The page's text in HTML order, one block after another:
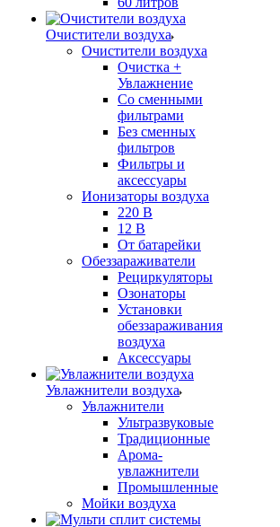
Очистители воздуха
Очистители воздуха
Очистка +
Увлажнение
Cо сменными
фильтрами
Без сменных
фильтров
Фильтры и
аксессуары
Ионизаторы воздуха
220 В
12 В
От батарейки
Обеззараживатели
Рециркуляторы
Озонаторы
Установки
обеззараживания
воздуха
Аксессуары
Увлажнители воздуха
Увлажнители
Ультразвуковые
Традиционные
Арома-
увлажнители
Промышленные
Мойки воздуха